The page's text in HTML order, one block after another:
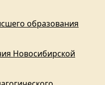
образования
Новосибирской